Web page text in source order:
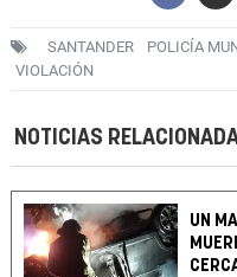
SANTANDER POLICÍA
VIOLACIÓN
NOTICIAS
UN